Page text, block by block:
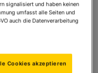
signalisiert und haben keinen
umfasst alle Seiten und
auch die Datenverarbeitung
Cookies akzeptieren